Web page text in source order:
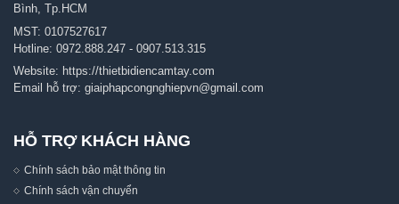
Bình, Tp.HCM
MST: 0107527617
Hotline: 0972.888.247 - 0907.513.315
Website: https://thietbidiencamtay.com
Email hỗ trợ: giaiphapcongnghiepvn@gmail.com
HỖ TRỢ KHÁCH HÀNG
Chính sách bảo mật thông tin
Chính sách vận chuyển